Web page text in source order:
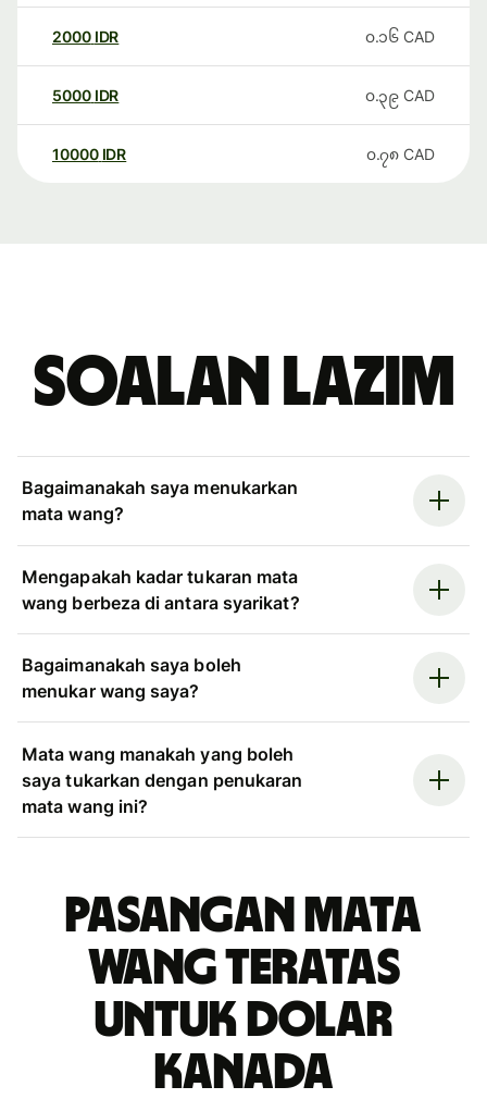
2000 IDR ၀.၁၆ CAD
5000 IDR ၀.၃၉ CAD
10000 IDR ၀.၇၈ CAD
Soalan Lazim
Bagaimanakah saya menukarkan
mata wang?
Mengapakah kadar tukaran mata
wang berbeza di antara syarikat?
Bagaimanakah saya boleh
menukar wang saya?
Mata wang manakah yang boleh
saya tukarkan dengan penukaran
mata wang ini?
Pasangan mata
wang teratas
untuk dolar
Kanada